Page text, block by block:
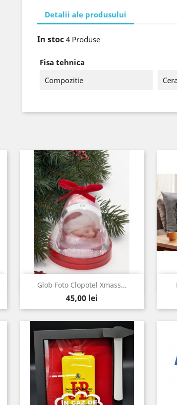
Detalii ale produsului
In stoc 4 Produse
Fisa tehnica
Compozitie
Glob Foto Clopotel Xmass...
Pret
45,00 lei
 Vizualizare rapida
RosuAlbastru